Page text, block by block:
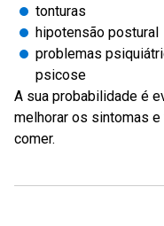
tonturas
hipotensão postural
problemas
psicose
A sua probabilidade é
melhorar os sintomas
comer.